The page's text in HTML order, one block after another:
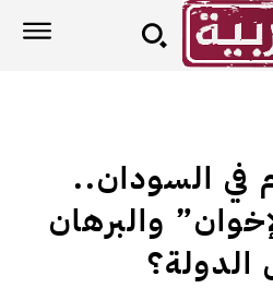
في السودان..
والبرهان
الدولة؟